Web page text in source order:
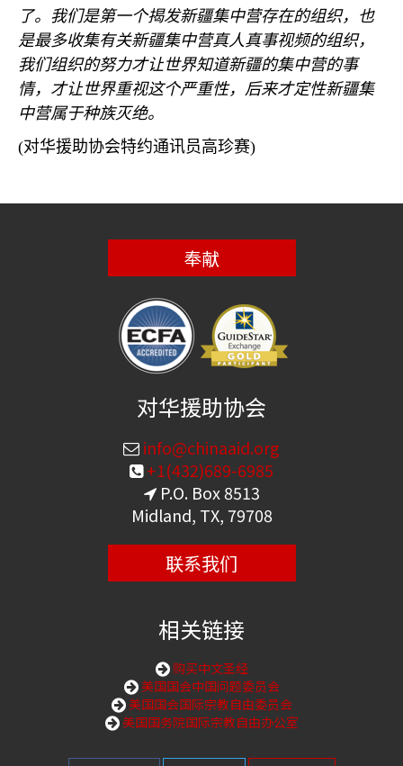
了。我们是第一个揭发新疆集中营存在的组织，也
是最多收集有关新疆集中营真人真事视频的组织，
我们组织的努力才让世界知道新疆的集中营的事
情，才让世界重视这个严重性，后来才定性新疆集
中营属于种族灭绝。
(对华援助协会特约通讯员高珍赛)
奉献
对华援助协会
info@chinaaid.org
+1(432)689-6985
P.O. Box 8513
Midland, TX, 79708
联系我们
相关链接
购买中文圣经
美国国会中国问题委员会
美国国会国际宗教自由委员会
美国国务院国际宗教自由办公室